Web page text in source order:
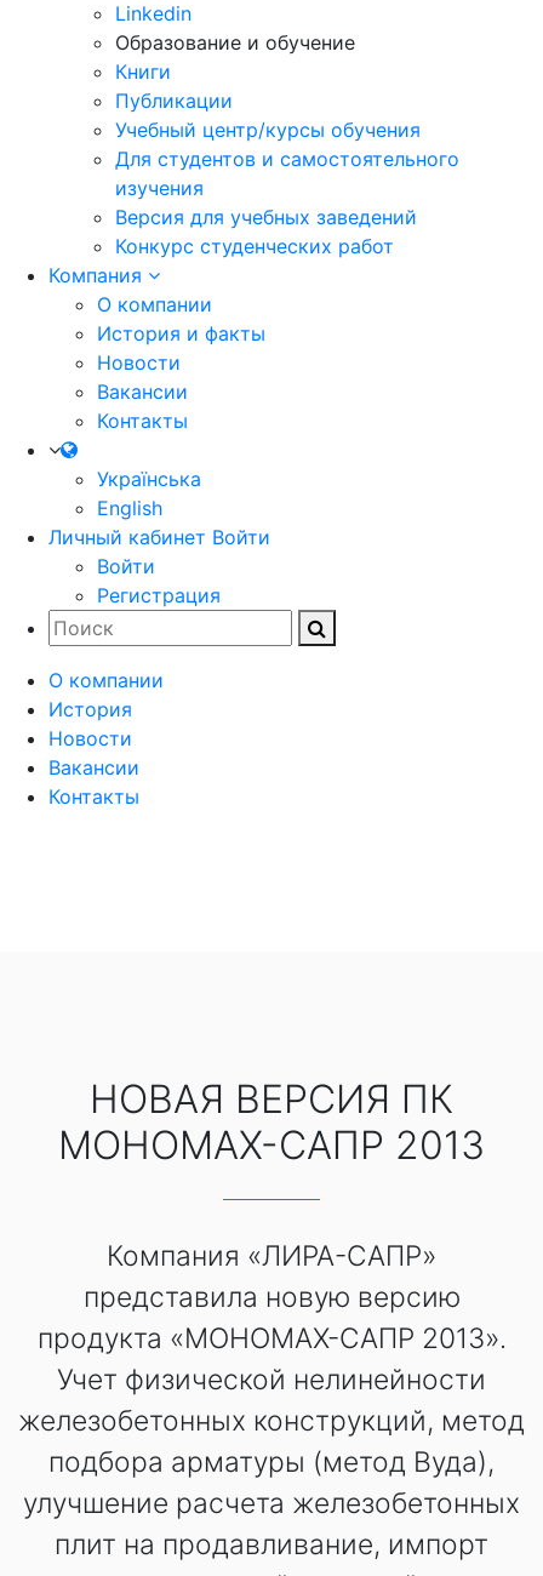
Linkedin
Образование и обучение
Книги
Публикации
Учебный центр/курсы обучения
Для студентов и самостоятельного
изучения
Версия для учебных заведений
Конкурс студенческих работ
Компания
О компании
История и факты
Новости
Вакансии
Контакты
Українська
English
Личный кабинет Войти
Войти
Регистрация
О компании
История
Новости
Вакансии
Контакты
НОВАЯ ВЕРСИЯ ПК
МОНОМАХ-САПР 2013
Компания «ЛИРА-САПР»
представила новую версию
продукта «МОНОМАХ-САПР 2013».
Учет физической нелинейности
железобетонных конструкций, метод
подбора арматуры (метод Вуда),
улучшение расчета железобетонных
плит на продавливание, импорт